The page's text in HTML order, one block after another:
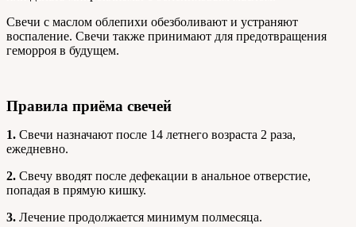
Свечи с маслом облепихи обезболивают и устраняют
воспаление. Свечи также принимают для предотвращения
геморроя в будущем.
Правила приёма свечей
1. Свечи назначают после 14 летнего возраста 2 раза,
ежедневно.
2. Свечу вводят после дефекации в анальное отверстие,
попадая в прямую кишку.
3. Лечение продолжается минимум полмесяца.